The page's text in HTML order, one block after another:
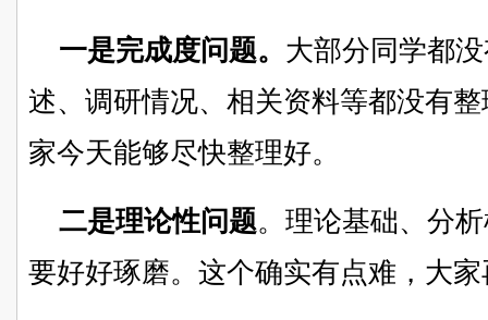
一是完成度问题。 大部分同学都
述、调研情况、相关资料等都没有
家今天能够尽快整理好。
二是理论性问题。理论基础、分
要好好琢磨。这个确实有点难，大